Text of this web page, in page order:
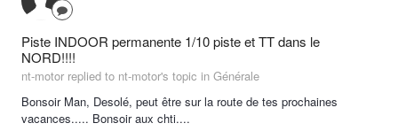
Piste INDOOR permanente 1/10 piste et TT dans le
NORD!!!!
nt-motor replied to nt-motor's topic in Générale
Bonsoir Man, Desolé, peut être sur la route de tes prochaines
vacances..... Bonsoir aux chti....